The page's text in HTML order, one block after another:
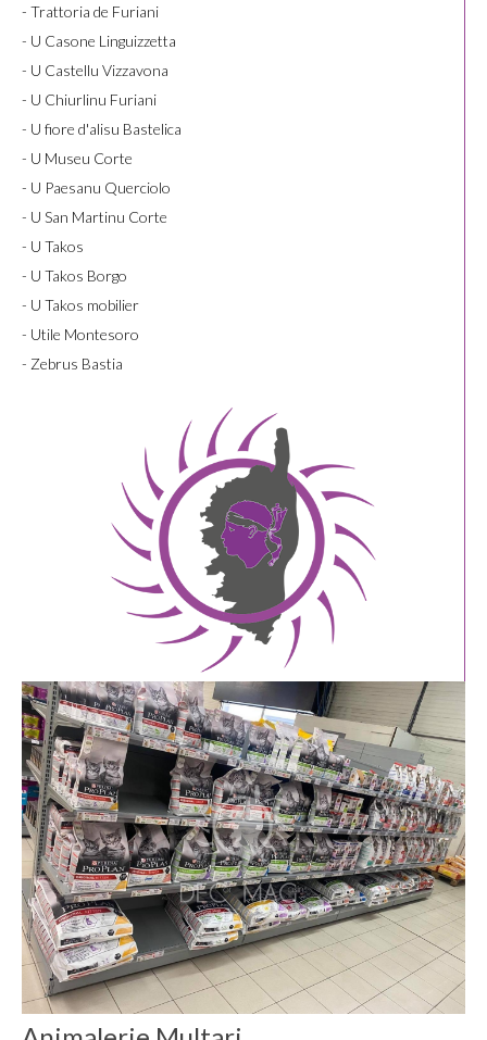
- Trattoria de Furiani
- U Casone Linguizzetta
- U Castellu Vizzavona
- U Chiurlinu Furiani
- U fiore d'alisu Bastelica
- U Museu Corte
- U Paesanu Querciolo
- U San Martinu Corte
- U Takos
- U Takos Borgo
- U Takos mobilier
- Utile Montesoro
- Zebrus Bastia